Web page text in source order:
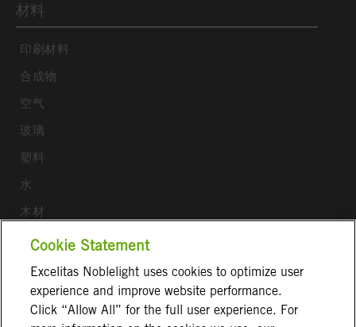
材料
印刷材料
合成物
空气
玻璃
塑料
水
木材
关注我们
ExcelitasOfficial
Cookie Statement
Excelitas Noblelight uses cookies to optimize user
experience and improve website performance.
Click “Allow All” for the full user experience. For